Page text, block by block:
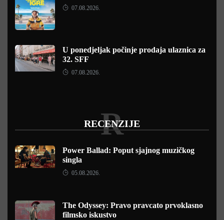
07.08.2026.
U ponedjeljak počinje prodaja ulaznica za
32. SFF
07.08.2026.
RECENZIJE
R
Power Ballad: Poput sjajnog muzičkog
singla
05.08.2026.
The Odyssey: Pravo pravcato prvoklasno
filmsko iskustvo